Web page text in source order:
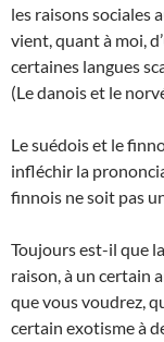
les raisons sociales
vient, quant à moi,
certaines langues
(Le danois et le
Le suédois et le
infléchir la
finnois ne soit pas
Toujours est-il que
raison, à un certain
que vous voudrez,
certain exotisme à